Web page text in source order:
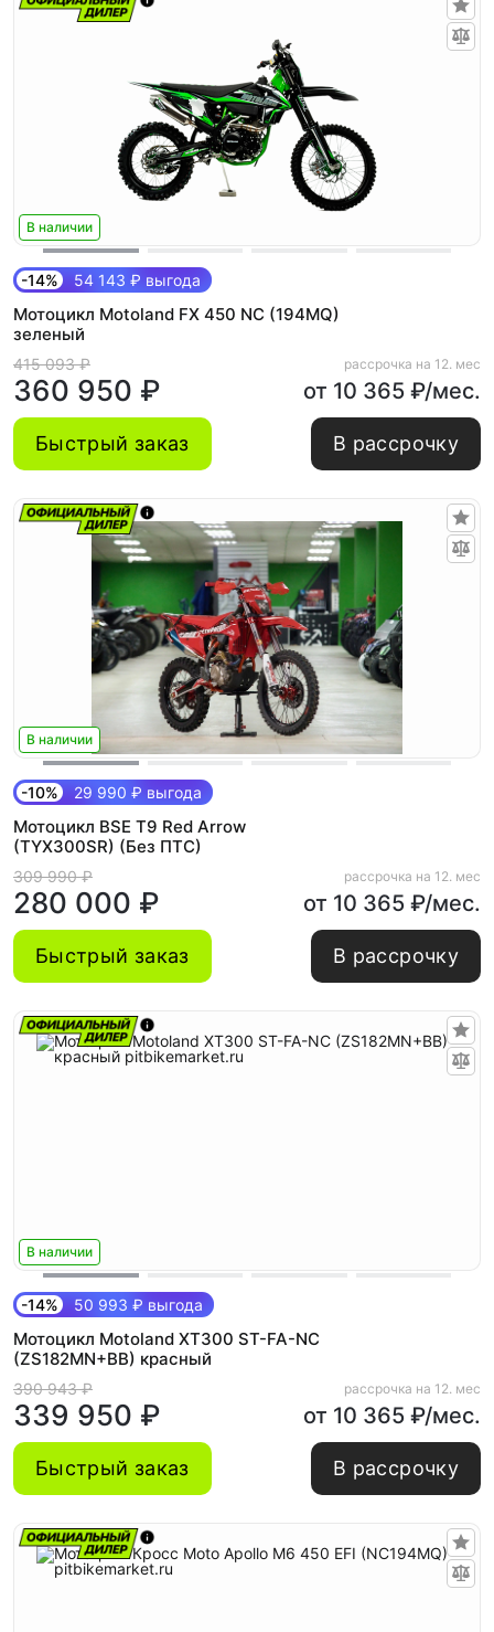
В наличии
-14% 54 143 ₽ выгода
Мотоцикл Motoland FX 450 NC (194MQ)
зеленый
415 093 ₽
360 950 ₽
рассрочка на 12. мес
от 10 365 ₽/мес.
Быстрый заказ В рассрочку
В наличии
-10% 29 990 ₽ выгода
Мотоцикл BSE T9 Red Arrow
(TYX300SR) (Без ПТС)
309 990 ₽
280 000 ₽
рассрочка на 12. мес
от 10 365 ₽/мес.
Быстрый заказ В рассрочку
В наличии
-14% 50 993 ₽ выгода
Мотоцикл Motoland XT300 ST-FA-NC
(ZS182MN+BB) красный
390 943 ₽
339 950 ₽
рассрочка на 12. мес
от 10 365 ₽/мес.
Быстрый заказ В рассрочку